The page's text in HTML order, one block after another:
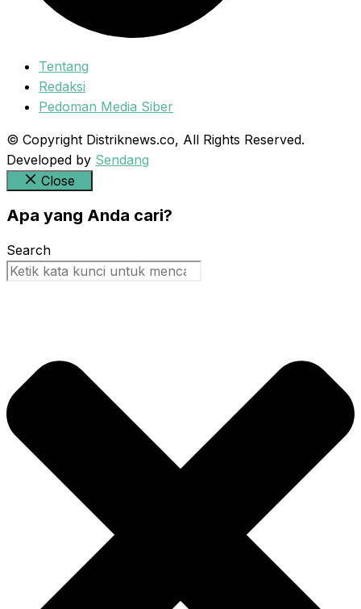
Tentang
Redaksi
Pedoman Media Siber
© Copyright Distriknews.co, All Rights Reserved.
Developed by Sendang
Close
Apa yang Anda cari?
Search